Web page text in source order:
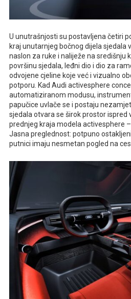
U unutrašnjosti su postavljena četiri
kraj unutarnjeg bočnog dijela sjedala
naslon za ruke i naliježe na središnju
površinu sjedala, leđni dio i dio za
odvojene cjeline koje već i vizualno
potporu. Kad Audi activesphere
automatiziranom modusu,
papučice uvlače se i postaju
sjedala otvara se širok prostor ispred
prednjeg kraja modela activesphere –
Jasna preglednost: potpuno
putnici imaju nesmetan pogled na